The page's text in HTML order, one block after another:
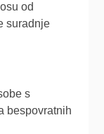
od
suradnje
s
bespovratnih